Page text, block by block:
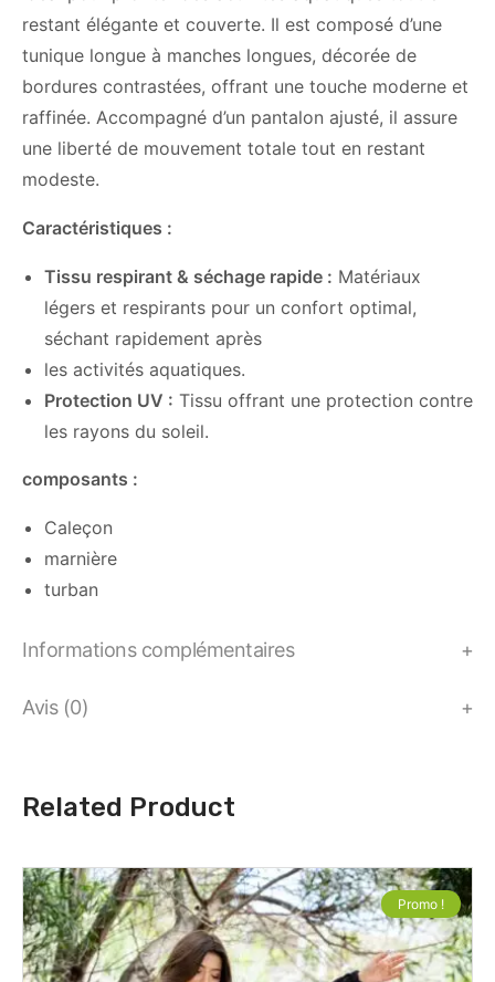
restant élégante et couverte. Il est composé d’une
tunique longue à manches longues, décorée de
bordures contrastées, offrant une touche moderne et
raffinée. Accompagné d’un pantalon ajusté, il assure
une liberté de mouvement totale tout en restant
modeste.
Caractéristiques :
Tissu respirant & séchage rapide : Matériaux
légers et respirants pour un confort optimal,
séchant rapidement après
les activités aquatiques.
Protection UV : Tissu offrant une protection contre
les rayons du soleil.
composants :
Caleçon
marnière
turban
Informations complémentaires
Avis (0)
Related Product
Promo !